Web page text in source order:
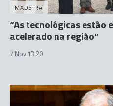
MADEIRA
“As tecnológicas estão
acelerado na região”
7 Nov 13:20